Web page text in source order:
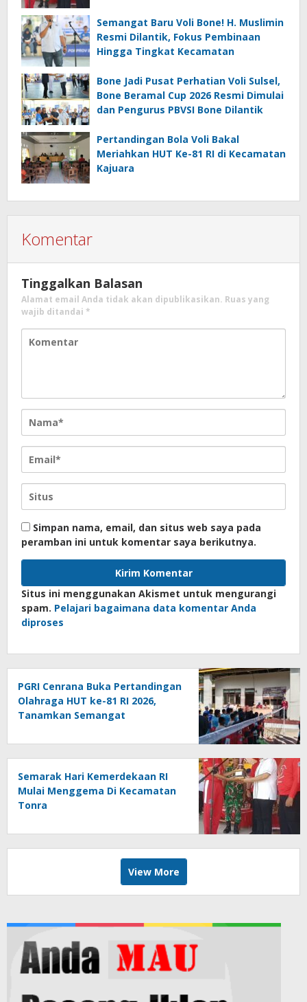
Semangat Baru Voli Bone! H. Muslimin
Resmi Dilantik, Fokus Pembinaan
Hingga Tingkat Kecamatan
Bone Jadi Pusat Perhatian Voli Sulsel,
Bone Beramal Cup 2026 Resmi Dimulai
dan Pengurus PBVSI Bone Dilantik
Pertandingan Bola Voli Bakal
Meriahkan HUT Ke-81 RI di Kecamatan
Kajuara
Komentar
Tinggalkan Balasan
Alamat email Anda tidak akan dipublikasikan. Ruas yang
wajib ditandai *
Simpan nama, email, dan situs web saya pada
peramban ini untuk komentar saya berikutnya.
Situs ini menggunakan Akismet untuk mengurangi
spam. Pelajari bagaimana data komentar Anda
diproses
PGRI Cenrana Buka Pertandingan
Olahraga HUT ke-81 RI 2026,
Tanamkan Semangat
Semarak Hari Kemerdekaan RI
Mulai Menggema Di Kecamatan
Tonra
View More